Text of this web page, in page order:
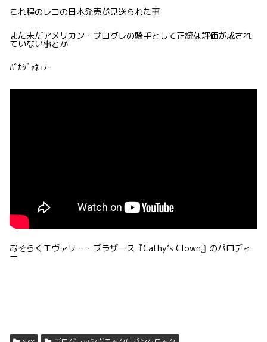
これ程のレコの日本発売が見送られた事
また未だアメリカン・プログレの騎手として正統な評価が成され
ていない事とか
ﾊﾞｶｼﾞｬﾈｪﾉｰ
おそらくエヴァリー・ブラザース『Cathy’s Clown』のパロディ
ー